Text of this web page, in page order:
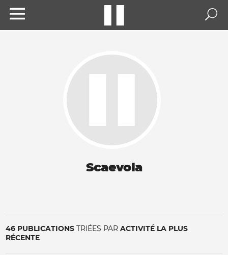
Scaevola
46 PUBLICATIONS TRIÉES PAR ACTIVITÉ LA PLUS
RÉCENTE